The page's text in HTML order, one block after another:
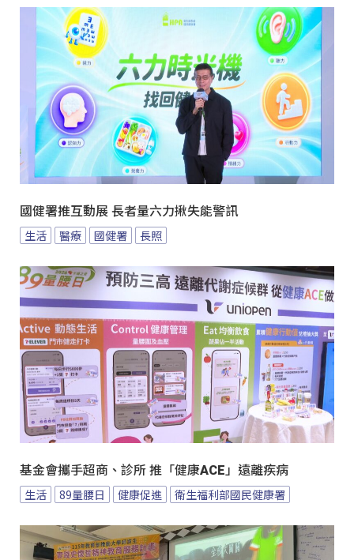
國健署推互動展 長者量六力揪失能警訊
生活 醫療 國健署 長照
基金會攜手超商、診所 推「健康ACE」遠離疾病
生活 89量腰日 健康促進 衛生福利部國民健康署